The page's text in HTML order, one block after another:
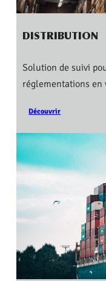
DISTRIBUTION
Solution de suivi
réglementations en
Découvrir